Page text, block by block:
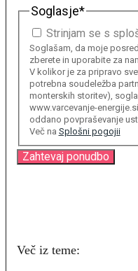
Soglasje*
Strinjam se s
Soglašam, da moje
zberete in uporabite za
V kolikor je za pripravo
potrebna soudeležba
monterskih storitev),
www.varcevanje-
oddano povpraševanje
Več na Splošni pogojii
Več iz teme: